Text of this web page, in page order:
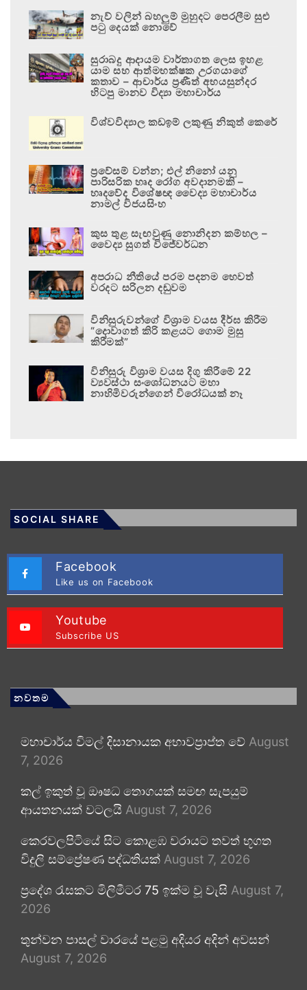
නැව් වලින් බහලුම් මුහුදට පෙරලීම සුළු
පටු දෙයක් නොවේ
සුරාබදු ආදායම වාර්තාගත ලෙස ඉහළ
යාම සහ ආත්මභක්ෂක උරගයාගේ
කතාව – ආචාර්ය ප්‍රණීත් අභයසුන්දර
හිටපු මානව විද්‍යා මහාචාර්ය
විශ්වවිද්‍යාල කඩඉම් ලකුණු නිකුත් කෙරේ
ප්‍රවේසම් වන්න; එල් නිනෝ යනු
පාරිසරික හෘද රෝග අවදානමකි –
හෘදවේද විශේෂඥ වෛද්‍ය මහාචාර්ය
නාමල් විජයසිංහ
කුස තුළ සැඟවුණු නොනිදන කම්හල –
වෛද්‍ය සුගත් විජේවර්ධන
අපරාධ නීතියේ පරම පදනම හෙවත්
වරදට සරිලන දඬුවම
විනිසුරුවන්ගේ විශ්‍රාම වයස දීර්ඝ කිරීම
“දොවාගත් කිරි කළයට ගොම මුසු
කිරීමක්”
විනිසුරු විශ්‍රාම වයස දිගු කිරීමේ 22
ව්‍යවස්ථා සංශෝධනයට මහා
නාහිමිවරුන්ගෙන් විරෝධයක් නෑ
SOCIAL SHARE
Facebook
Like us on Facebook
Youtube
Subscribe US
නවතම
මහාචාර්ය විමල් දිසානායක අභාවප්‍රාප්ත වේ August
7, 2026
කල් ඉකුත් වූ ඖෂධ තොගයක් සමඟ සැපයුම්
ආයතනයක් වටලයි August 7, 2026
කෙරවලපිටියේ සිට කොළඹ වරායට තවත් භූගත
විදුලි සම්ප්‍රේෂණ පද්ධතියක් August 7, 2026
ප්‍රදේශ රැසකට මිලිමීටර 75 ඉක්ම වූ වැසි August 7,
2026
තුන්වන පාසල් වාරයේ පළමු අදියර අදින් අවසන්
August 7, 2026